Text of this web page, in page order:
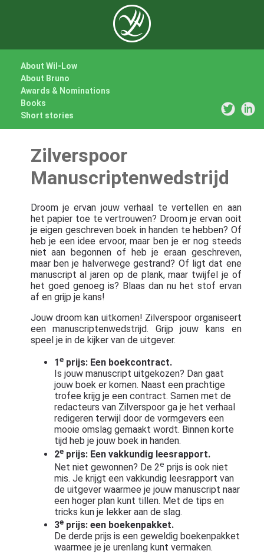
About Wil-Low
About Bruno
Awards & Nominations
Books
Short stories
Zilverspoor
Manuscriptenwedstrijd
Droom je ervan jouw verhaal te vertellen en aan
het papier toe te vertrouwen? Droom je ervan ooit
je eigen geschreven boek in handen te hebben? Of
heb je een idee ervoor, maar ben je er nog steeds
niet aan begonnen of heb je eraan geschreven,
maar ben je halverwege gestrand? Of ligt dat ene
manuscript al jaren op de plank, maar twijfel je of
het goed genoeg is? Blaas dan nu het stof ervan
af en grijp je kans!
Jouw droom kan uitkomen! Zilverspoor organiseert
een manuscriptenwedstrijd. Grijp jouw kans en
speel je in de kijker van de uitgever.
1 eprijs: Een boekcontract.
Is jouw manuscript uitgekozen? Dan gaat
jouw boek er komen. Naast een prachtige
trofee krijg je een contract. Samen met de
redacteurs van Zilverspoor ga je het verhaal
redigeren terwijl door de vormgevers een
mooie omslag gemaakt wordt. Binnen korte
tijd heb je jouw boek in handen.
2eprijs: Een vakkundig leesrapport.
Net niet gewonnen? De 2e prijs is ook niet
mis. Je krijgt een vakkundig leesrapport van
de uitgever waarmee je jouw manuscript naar
een hoger plan kunt tillen. Met de tips en
tricks kun je lekker aan de slag.
3eprijs: een boekenpakket.
De derde prijs is een geweldig boekenpakket
waarmee je je urenlang kunt vermaken.